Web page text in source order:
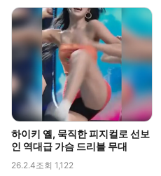
하이키 옐, 묵직한 피지컬로 선보
인 역대급 가슴 드리블 무대
26.2.4조회 1,122